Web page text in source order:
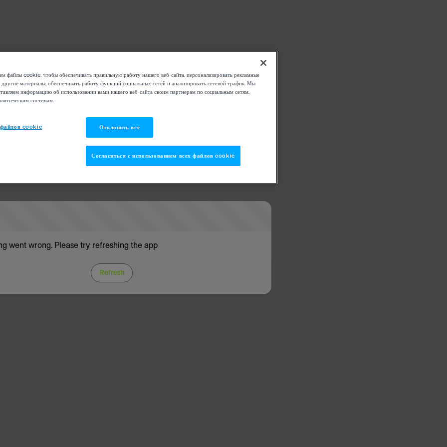
went wrong. Please try refreshing the app
Refresh
файлы cookie, чтобы обеспечивать правильную работу нашего веб-сайта, персонализировать рекламные
другие материалы, обеспечивать работу функций социальных сетей и анализировать сетевой трафик. Мы
информацию об использовании вами нашего веб-сайта своим партнерам по социальным сетям,
системам.
cookie Отклонить все
Согласиться с использованием всех файлов cookie